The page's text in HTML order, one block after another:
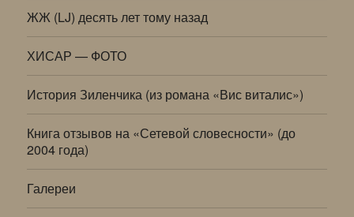
ЖЖ (LJ) десять лет тому назад
ХИСАР — ФОТО
История Зиленчика (из романа «Вис виталис»)
Книга отзывов на «Сетевой словесности» (до
2004 года)
Галереи